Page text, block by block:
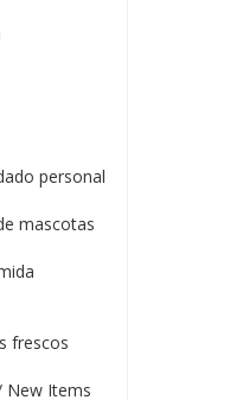
personal
mascotas
frescos
New Items